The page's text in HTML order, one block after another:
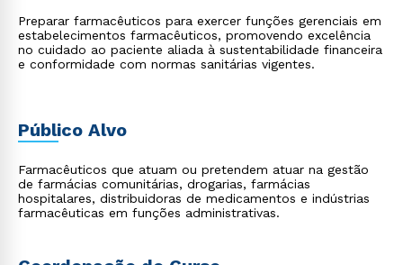
Preparar farmacêuticos para exercer funções gerenciais em
estabelecimentos farmacêuticos, promovendo excelência
no cuidado ao paciente aliada à sustentabilidade financeira
e conformidade com normas sanitárias vigentes.
Público Alvo
Farmacêuticos que atuam ou pretendem atuar na gestão
de farmácias comunitárias, drogarias, farmácias
hospitalares, distribuidoras de medicamentos e indústrias
farmacêuticas em funções administrativas.